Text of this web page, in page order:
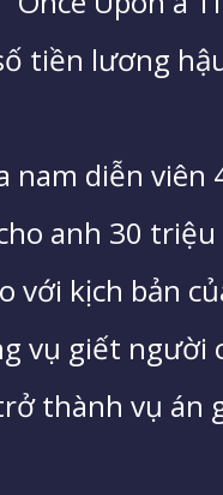
tiền lương
nam diễn
anh 30
với kịch bản
vụ giết người
thành vụ